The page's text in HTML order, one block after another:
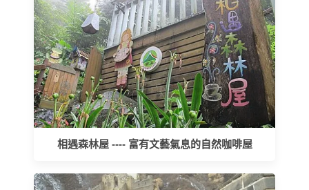
相遇森林屋 ---- 富有文藝氣息的自然咖啡屋